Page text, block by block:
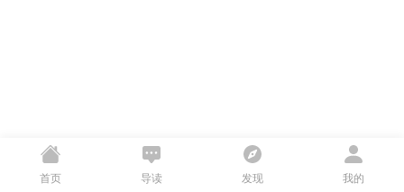
首页 导读 发现 我的